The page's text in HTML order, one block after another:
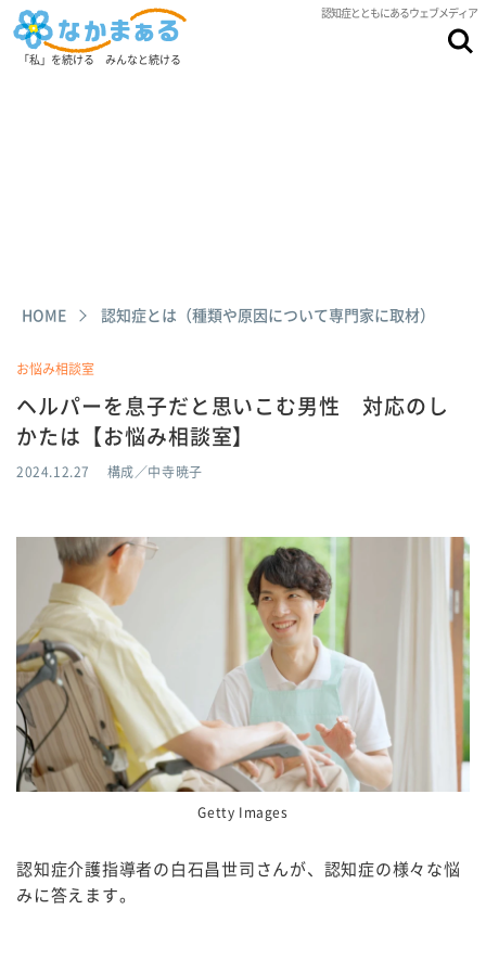
認知症とともにあるウェブメディア
「私」を続ける みんなと続ける
HOME 認知症とは（種類や原因について専門家に取材）
お悩み相談室
ヘルパーを息子だと思いこむ男性 対応のし
かたは【お悩み相談室】
2024.12.27 構成／中寺暁子
Getty Images
認知症介護指導者の白石昌世司さんが、認知症の様々な悩
みに答えます。